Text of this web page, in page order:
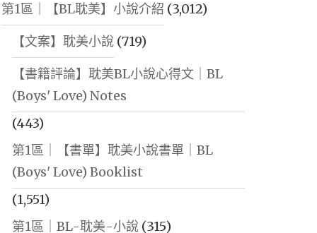
第1區｜【BL耽美】小說介紹 (3,012)
【文案】耽美小說(719)
【書籍評論】耽美BL小說心得文｜BL
(Boys' Love) Notes
(443)
第1區｜【書單】耽美小說書單｜BL
(Boys' Love) Booklist
(1,551)
第1區｜BL-耽美-小說(315)